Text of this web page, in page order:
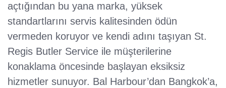
açtığından bu yana marka, yüksek
standartlarını servis kalitesinden ödün
vermeden koruyor ve kendi adını taşıyan St.
Regis Butler Service ile müşterilerine
konaklama öncesinde başlayan eksiksiz
hizmetler sunuyor. Bal Harbour’dan Bangkok’a,